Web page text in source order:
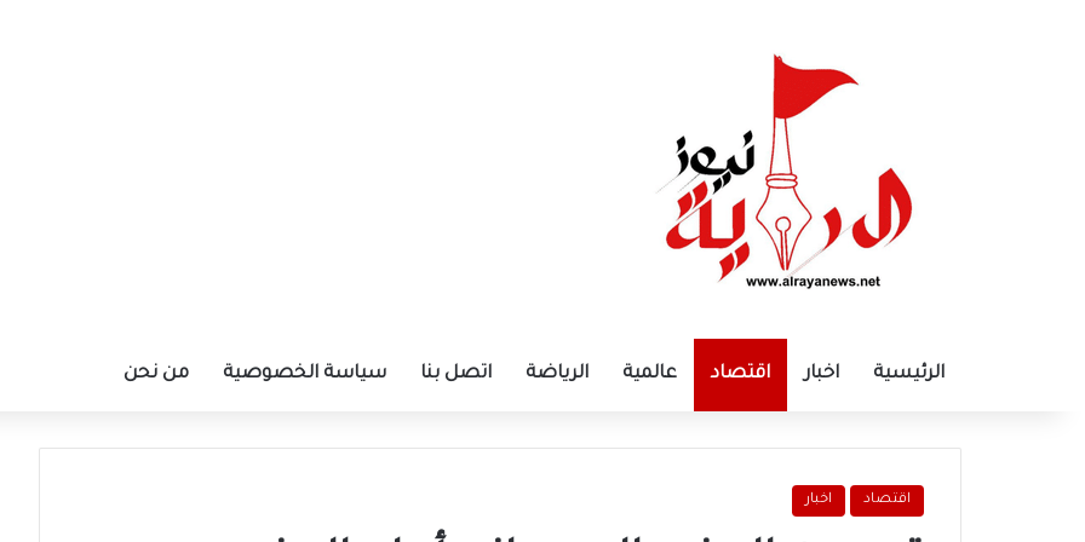
الرئيسية اخبار اقتصاد عالمية الرياضة اتصل بنا سياسة الخصوصية من نحن
اقتصاد اخبار